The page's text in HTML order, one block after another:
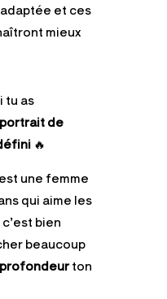
et ces
mieux
tu as
de
🔥
une femme
qui aime les
bien
beaucoup
ton